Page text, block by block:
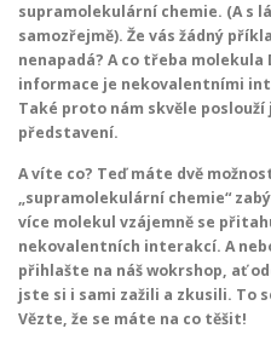
supramolekulární chemie. (A s
samozřejmě). Že vás žádný
nenapadá? A co třeba
informace je nekovalentními
Také proto nám skvěle
představení.
A víte co? Teď máte dvě
„supramolekulární chemie“
více molekul vzájemně se
nekovalentních interakcí. A
přihlašte na náš wokrshop, ať
jste si i sami zažili a zkusili. To
Vězte, že se máte na co těšit!